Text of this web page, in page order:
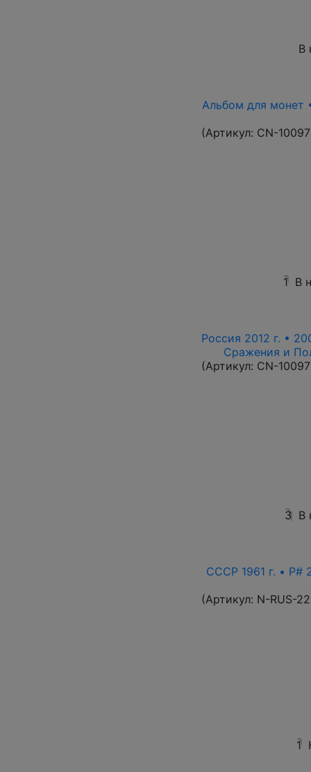
В
Альбом для монет
(Артикул: CN-
1 В
Россия 2012 г. •
Сражения и
(Артикул: CN-10097
3 В
СССР 1961 г. • P#
(Артикул: N-RUS-
1